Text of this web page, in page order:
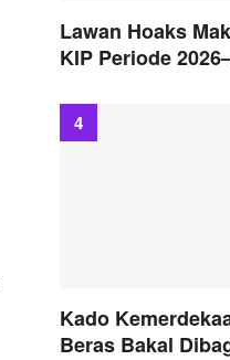
Lawan Hoaks
KIP Periode
Kado
Beras Bakal